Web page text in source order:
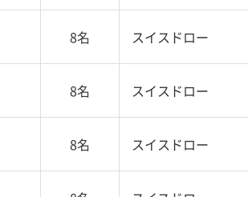
8名 スイスドロー
8名 スイスドロー
8名 スイスドロー